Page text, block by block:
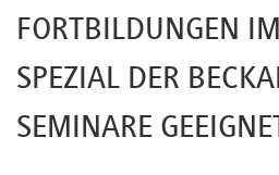
FORTBILDUNGEN
SPEZIAL DER
SEMINARE